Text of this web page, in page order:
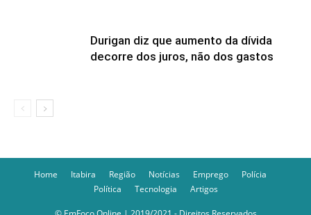
Durigan diz que aumento da dívida
decorre dos juros, não dos gastos
Home Itabira Região Notícias Emprego
Polícia
Política
Tecnologia Artigos